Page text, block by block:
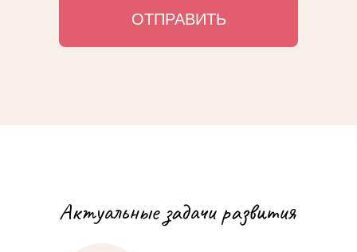
ОТПРАВИТЬ
Актуальные задачи развития